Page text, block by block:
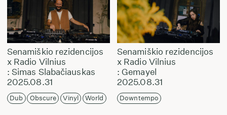
Senamiškio rezidencijos
x Radio Vilnius
: Simas Slabačiauskas
2025.08.31
Dub Obscure Vinyl World
Senamiškio rezidencijos
x Radio Vilnius
: Gemayel
2025.08.31
Downtempo